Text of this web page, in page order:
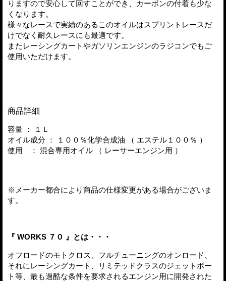
りますので安心して回すことができ、カーボンの付着も少な
くなります。
様々なレースで実績のあるこのオイルはスプリントレースだ
けでなく耐久レースにも最適です。
またレーシングカートやガソリンエンジンのラジコンでもご
使用いただけます。
商品詳細
容量 ： １Ｌ
オイル成分 ： １００％化学合成油 （ エステル１００％ ）
使用 ： 混合専用オイル （ レーサーエンジン用 ）
※メーカー都合により商品の仕様変更がある場合がございま
す。
『 WORKS ７０ 』とは・・・
オフロードのモトクロス、フルチューニングのオンロード、
それにレーシングカート、リミテッドクラスのジェットボー
ト等、最も過酷な条件を要求されるエンジン用に開発された